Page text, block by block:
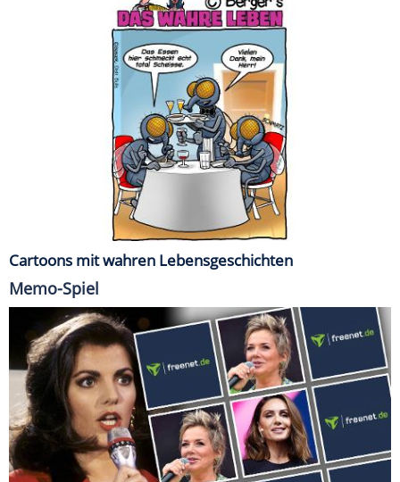
Cartoons mit wahren Lebensgeschichten
Memo-Spiel